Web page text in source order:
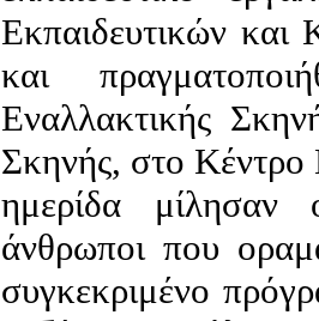
Εκπαιδευτικών και
και
Εναλλακτικής
Σκηνής, στο Κέντρο
ημερίδα μίλησαν
άνθρωποι που
συγκεκριμένο